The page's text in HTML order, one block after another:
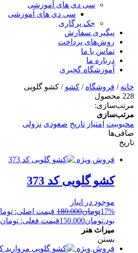
سی دی های آموزشی
سی دی های آموزشی
جک پرگاری
پیگیری سفارش
روش‌های پرداخت
تماس با ما
درباره ما
آموزشگاه گچبری
خانه / فروشگاه / کشو / کشو گلویی
228 محصول
مرتب‌سازی:
مرتب‌سازی
محبوبیت امتیاز تاریخ صعودی نزولی
صافی‌ها
تاریخ
فروش ویژه
کشو گلویی کد 373
موجود در انبار
17%تومان180.000
بود.تومان150.000قیمت فعلی: تومان150.000.
میراث هنر
بستن
فروش ویژه